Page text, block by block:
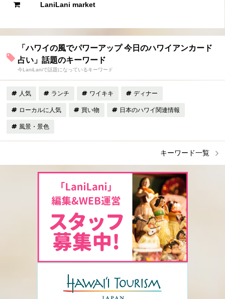
LaniLani market
「ハワイの風でパワーアップ 今日のハワイアンカード
占い」話題のキーワード
今LaniLaniで話題になっているキーワード
人気 ランチ ワイキキ ディナー
ローカルに人気 買い物 日本のハワイ関連情報
風景・景色
キーワード一覧